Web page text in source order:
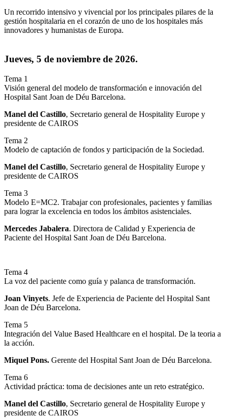
Un recorrido intensivo y vivencial por los principales pilares de la
gestión hospitalaria en el corazón de uno de los hospitales más
innovadores y humanistas de Europa.
Jueves, 5 de noviembre de 2026.
Tema 1
Visión general del modelo de transformación e innovación del
Hospital Sant Joan de Déu Barcelona.
Manel del Castillo, Secretario general de Hospitality Europe y
presidente de CAIROS
Tema 2
Modelo de captación de fondos y participación de la Sociedad.
Manel del Castillo, Secretario general de Hospitality Europe y
presidente de CAIROS
Tema 3
Modelo E=MC2. Trabajar con profesionales, pacientes y familias
para lograr la excelencia en todos los ámbitos asistenciales.
Mercedes Jabalera. Directora de Calidad y Experiencia de
Paciente del Hospital Sant Joan de Déu Barcelona.
Tema 4
La voz del paciente como guía y palanca de transformación.
Joan Vinyets. Jefe de Experiencia de Paciente del Hospital Sant
Joan de Déu Barcelona.
Tema 5
Integración del Value Based Healthcare en el hospital. De la teoria a
la acción.
Miquel Pons. Gerente del Hospital Sant Joan de Déu Barcelona.
Tema 6
Actividad práctica: toma de decisiones ante un reto estratégico.
Manel del Castillo, Secretario general de Hospitality Europe y
presidente de CAIROS